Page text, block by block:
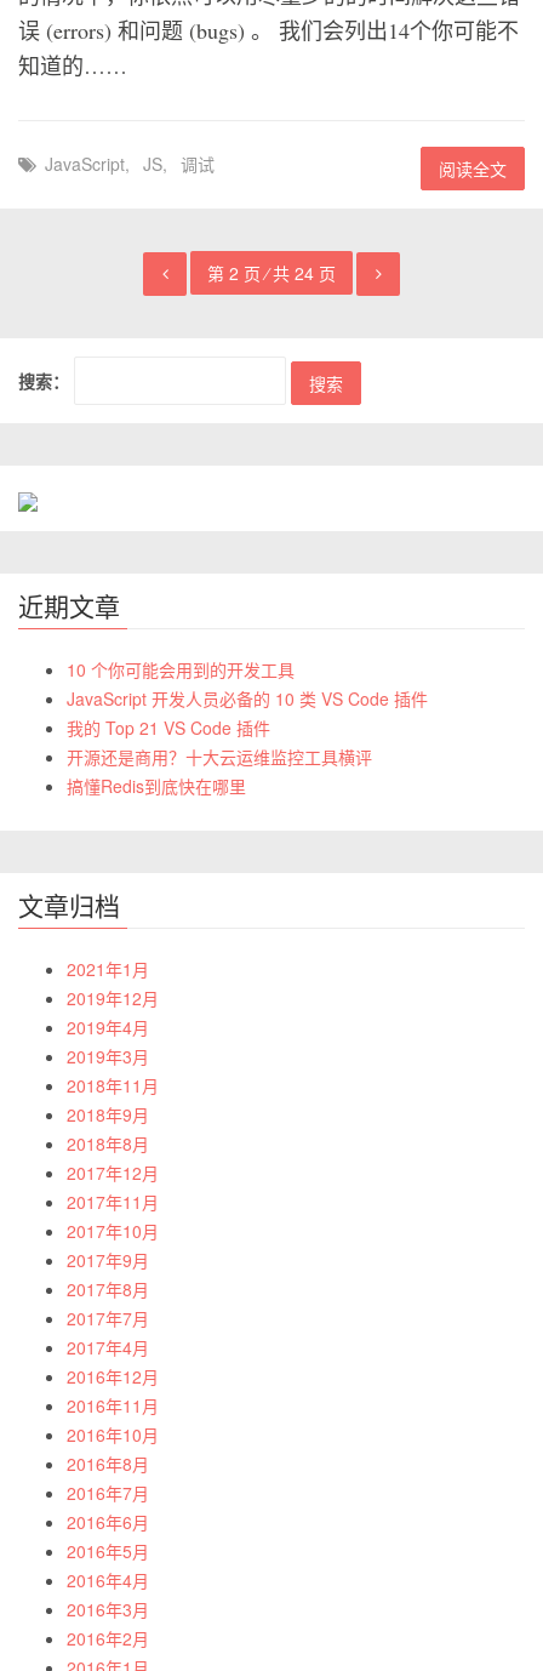
误 (errors) 和问题 (bugs) 。 我们会列出14个你可能不
知道的……
JavaScript, JS, 调试 阅读全文
第 2 页 ⁄ 共 24 页
搜索：
近期文章
10 个你可能会用到的开发工具
JavaScript 开发人员必备的 10 类 VS Code 插件
我的 Top 21 VS Code 插件
开源还是商用？十大云运维监控工具横评
搞懂Redis到底快在哪里
文章归档
2021年1月
2019年12月
2019年4月
2019年3月
2018年11月
2018年9月
2018年8月
2017年12月
2017年11月
2017年10月
2017年9月
2017年8月
2017年7月
2017年4月
2016年12月
2016年11月
2016年10月
2016年8月
2016年7月
2016年6月
2016年5月
2016年4月
2016年3月
2016年2月